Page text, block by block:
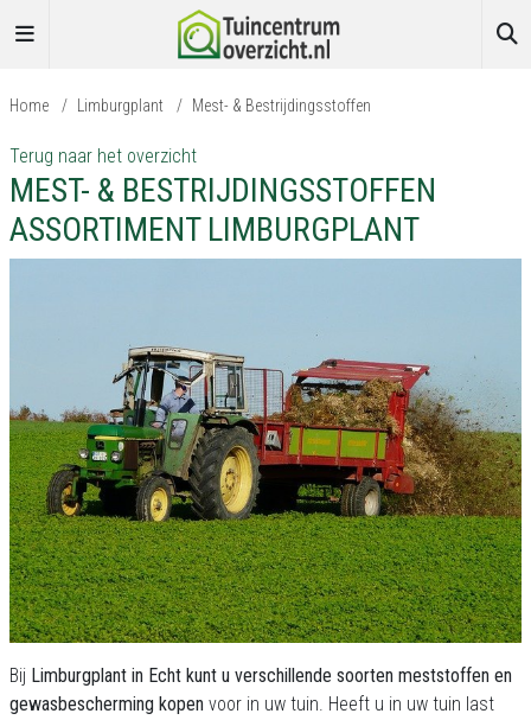
Home / Limburgplant / Mest- & Bestrijdingsstoffen
Terug naar het overzicht
MEST- & BESTRIJDINGSSTOFFEN
ASSORTIMENT LIMBURGPLANT
Bij Limburgplant in Echt kunt u verschillende soorten meststoffen en
gewasbescherming kopen voor in uw tuin. Heeft u in uw tuin last